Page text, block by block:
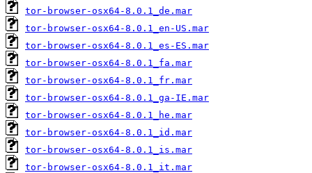
tor-browser-osx64-8.0.1_de.mar
tor-browser-osx64-8.0.1_en-US.mar
tor-browser-osx64-8.0.1_es-ES.mar
tor-browser-osx64-8.0.1_fa.mar
tor-browser-osx64-8.0.1_fr.mar
tor-browser-osx64-8.0.1_ga-IE.mar
tor-browser-osx64-8.0.1_he.mar
tor-browser-osx64-8.0.1_id.mar
tor-browser-osx64-8.0.1_is.mar
tor-browser-osx64-8.0.1_it.mar